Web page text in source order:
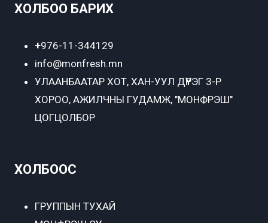
ХОЛБОО БАРИХ
+976-11-344129
info@monfresh.mn
УЛААНБААТАР ХОТ, ХАН-УУЛ ДҮҮРЭГ 3-Р
ХОРОО, АЖИЛЧНЫ ГУДАМЖ, "МОНФРЭШ"
ЦОГЦОЛБОР
ХОЛБООС
ГРУППЫН ТУХАЙ